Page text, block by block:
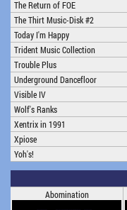
The Return of FOE
The Thirt Music-Disk #2
Today I'm Happy
Trident Music Collection
Trouble Plus
Underground Dancefloor
Visible IV
Wolf's Ranks
Xentrix in 1991
Xpiose
Yoh's!
Abomination